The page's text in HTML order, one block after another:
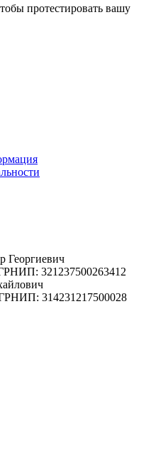
протестировать вашу
Георгиевич
321237500263412
314231217500028